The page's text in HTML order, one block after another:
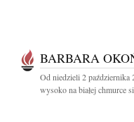
BARBARA
Od niedzieli 2 października
wysoko na białej chmurce